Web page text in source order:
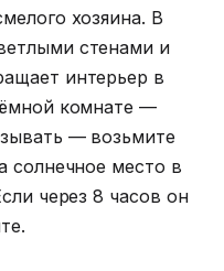
хозяина. В
стенами и
интерьер в
комнате —
— возьмите
солнечное место в
через 8 часов он